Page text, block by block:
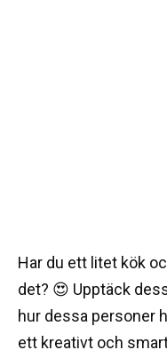
Har du ett litet kök
det? 😍 Upptäck
hur dessa personer
ett kreativt och